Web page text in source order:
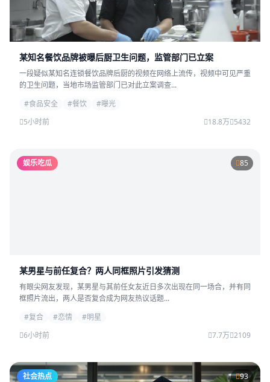
某知名餐饮品牌被曝后厨卫生问题，监管部门已立案
一段疑似某知名连锁餐饮品牌后厨的视频在网络上流传，视频中可见严重
的卫生问题，当地市场监管部门已对此立案调查...
#食品安全
#餐饮
#曝光
5小时前
18.8万 5432
娱乐吃瓜 85
某男星与前任复合？两人同框照片引发猜测
有眼尖网友发现，某男星与其前任女友近日多次出现在同一场合，并有同
框照片流出，两人是否复合成为网友热议话题...
#复合
#恋情
#明星
6小时前
7.7万 2109
社会热点 93